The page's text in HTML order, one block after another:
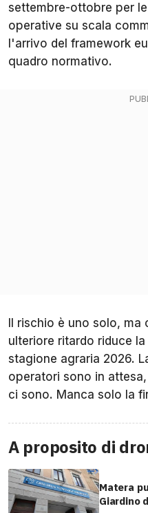
settembre-ottobre per
operative su scala
l'arrivo del framework
quadro normativo.
Il rischio è uno solo,
ulteriore ritardo riduce
stagione agraria 2026.
operatori sono in
ci sono. Manca solo la
A proposito di
Matera
Giardino